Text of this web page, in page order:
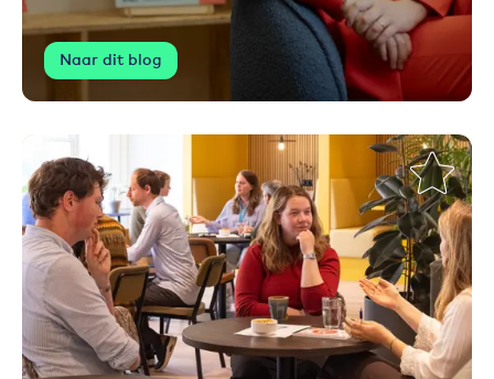
Naar dit blog